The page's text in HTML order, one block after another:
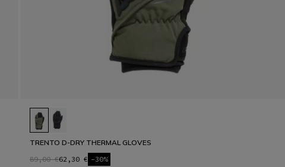
TRENTO D-DRY THERMAL GLOVES
89,00 €62,30 € -30%